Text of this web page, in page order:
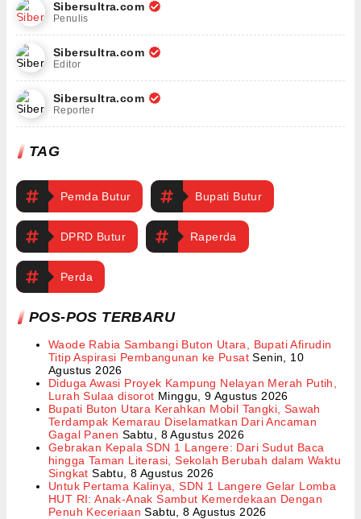
Sibersultra.com
Penulis
Sibersultra.com
Editor
Sibersultra.com
Reporter
TAG
Pemda Butur Bupati Butur
DPRD Butur Raperda
Perda
POS-POS TERBARU
Waode Rabia Sambangi Buton Utara, Bupati Afirudin
Titip Aspirasi Pembangunan ke Pusat Senin, 10
Agustus 2026
Diduga Awasi Proyek Kampung Nelayan Merah Putih,
Lurah Sulaa disorot Minggu, 9 Agustus 2026
Bupati Buton Utara Kerahkan Mobil Tangki, Sawah
Terdampak Kemarau Diselamatkan Dari Ancaman
Gagal Panen Sabtu, 8 Agustus 2026
Gebrakan Kepala SDN 1 Langere: Dari Sudut Baca
hingga Taman Literasi, Sekolah Berubah dalam Waktu
Singkat Sabtu, 8 Agustus 2026
Untuk Pertama Kalinya, SDN 1 Langere Gelar Lomba
HUT RI: Anak-Anak Sambut Kemerdekaan Dengan
Penuh Keceriaan Sabtu, 8 Agustus 2026